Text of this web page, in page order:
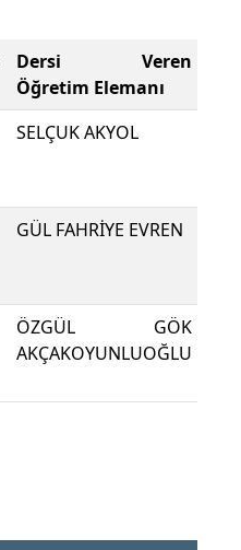
Dersi Veren
Öğretim Elemanı
SELÇUK AKYOL
GÜL FAHRİYE EVREN
ÖZGÜL GÖK
AKÇAKOYUNLUOĞLU